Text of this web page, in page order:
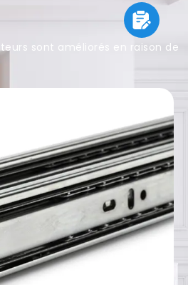
sont améliorés en raison de